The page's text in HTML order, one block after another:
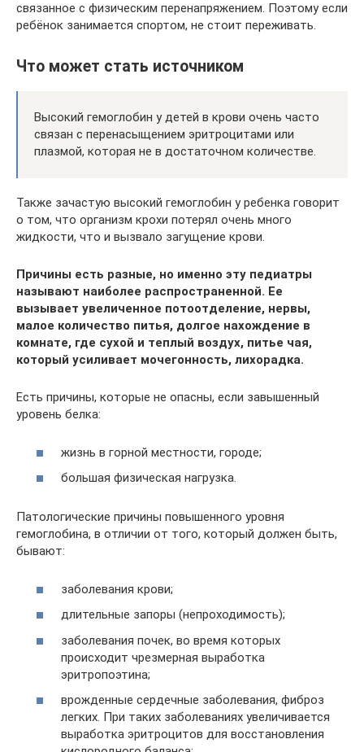
связанное с физическим перенапряжением. Поэтому если
ребёнок занимается спортом, не стоит переживать.
Что может стать источником
Высокий гемоглобин у детей в крови очень часто
связан с перенасыщением эритроцитами или
плазмой, которая не в достаточном количестве.
Также зачастую высокий гемоглобин у ребенка говорит
о том, что организм крохи потерял очень много
жидкости, что и вызвало загущение крови.
Причины есть разные, но именно эту педиатры
называют наиболее распространенной. Ее
вызывает увеличенное потоотделение, нервы,
малое количество питья, долгое нахождение в
комнате, где сухой и теплый воздух, питье чая,
который усиливает мочегонность, лихорадка.
Есть причины, которые не опасны, если завышенный
уровень белка:
жизнь в горной местности, городе;
большая физическая нагрузка.
Патологические причины повышенного уровня
гемоглобина, в отличии от того, который должен быть,
бывают:
заболевания крови;
длительные запоры (непроходимость);
заболевания почек, во время которых
происходит чрезмерная выработка
эритропоэтина;
врожденные сердечные заболевания, фиброз
легких. При таких заболеваниях увеличивается
выработка эритроцитов для восстановления